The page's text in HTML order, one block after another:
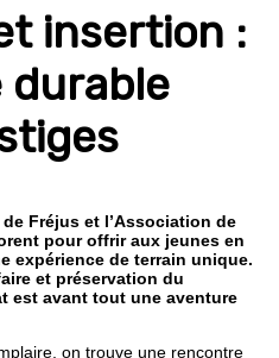
insertion :
durable
Fréjus et l’Association de
pour offrir aux jeunes en
expérience de terrain unique.
et préservation du
est avant tout une aventure
on trouve une rencontre